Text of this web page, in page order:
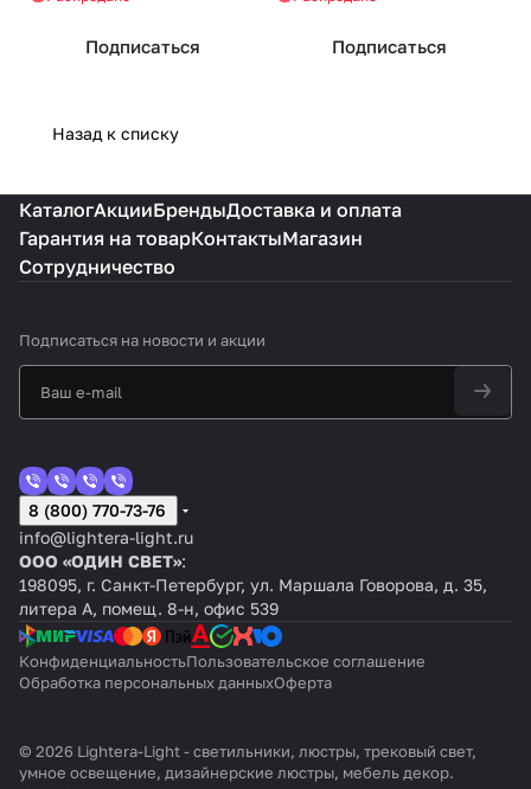
Подписаться Подписаться
Назад к списку
КаталогАкцииБрендыДоставка и оплата
Гарантия на товарКонтактыМагазин
Сотрудничество
Подписаться на новости и акции
8 (800) 770-73-76
info@lightera-light.ru
ООО «ОДИН СВЕТ»:
198095, г. Санкт-Петербург, ул. Маршала Говорова, д. 35,
литера А, помещ. 8-н, офис 539
КонфиденциальностьПользовательское соглашение
Обработка персональных данныхОферта
© 2026 Lightera-Light - светильники, люстры, трековый свет,
умное освещение, дизайнерские люстры, мебель декор.